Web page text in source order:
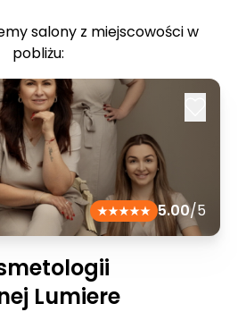
salony z miejscowości w
pobliżu:
5.00/5
Lumiere